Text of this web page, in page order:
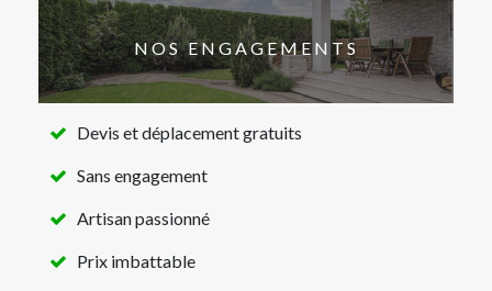
NOS ENGAGEMENTS
Devis et déplacement gratuits
Sans engagement
Artisan passionné
Prix imbattable